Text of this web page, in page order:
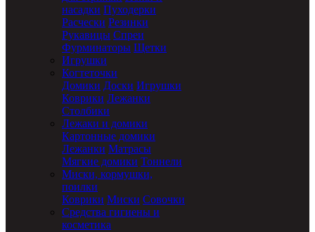
насадки Пуходерки
Расчески Резинки
Рукавицы Спреи
Фурминаторы Щетки
Игрушки
Когтеточки
Домики Доски Игрушки
Коврики Лежанки
Столбики
Лежаки и домики
Картонные домики
Лежанки Матрасы
Мягкие домики Тоннели
Миски, кормушки,
поилки
Коврики Миски Совочки
Средства гигиены и
косметика